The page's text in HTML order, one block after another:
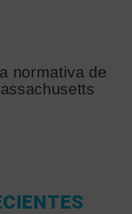
normativa de